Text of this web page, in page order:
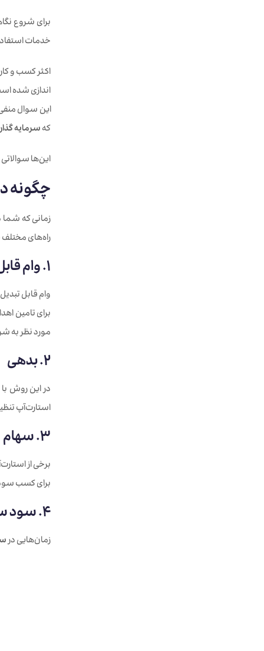
برای شروع
خدمات
اکثر کسب و
اندازی شده
این سوال
کهسرمایه
این‌ها
چگونه
راه‌های مختلف
1. وام قابل تبدیل به سهام
برای تامین
مورد نظر به
2. بدهی
در این روش
استارت‌آپ
3. سهام
برخی از
برای کسب
4. سود سهام
زمان‌هایی در